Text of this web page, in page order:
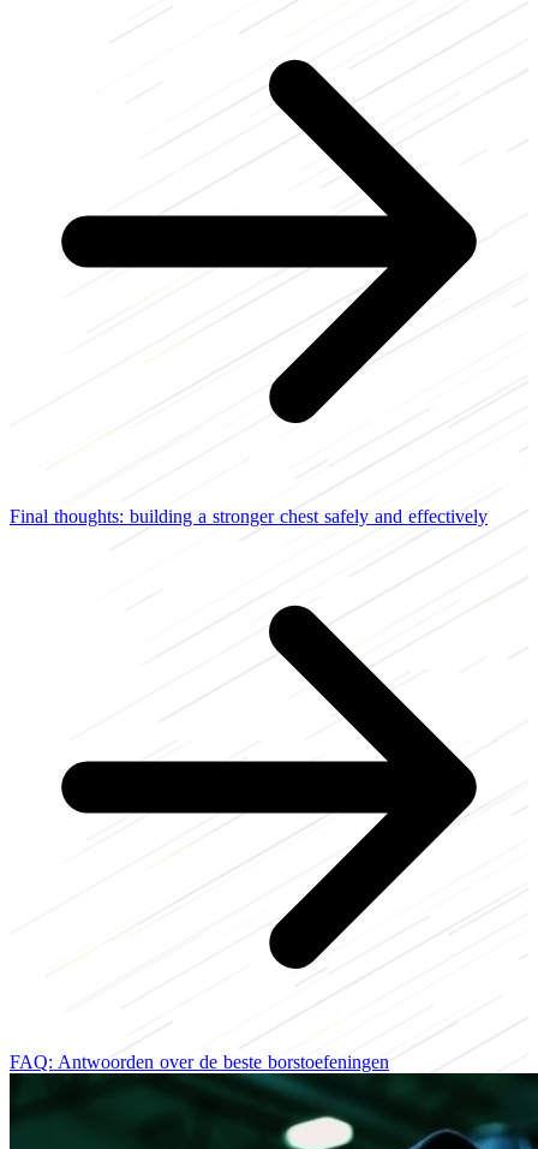
Final thoughts: building a stronger chest safely and effectively
FAQ: Antwoorden over de beste borstoefeningen